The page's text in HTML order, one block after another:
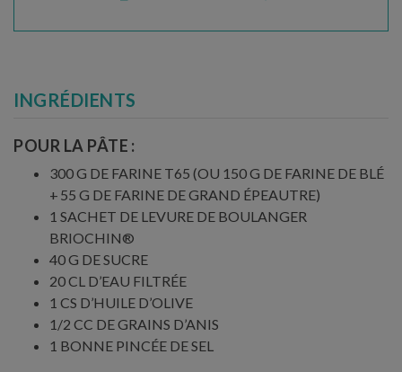
INGRÉDIENTS
POUR LA PÂTE :
300 G DE FARINE T65 (OU 150 G DE FARINE DE BLÉ
+ 55 G DE FARINE DE GRAND ÉPEAUTRE)
1 SACHET DE LEVURE DE BOULANGER
BRIOCHIN®
40 G DE SUCRE
20 CL D’EAU FILTRÉE
1 CS D’HUILE D’OLIVE
1/2 CC DE GRAINS D’ANIS
1 BONNE PINCÉE DE SEL